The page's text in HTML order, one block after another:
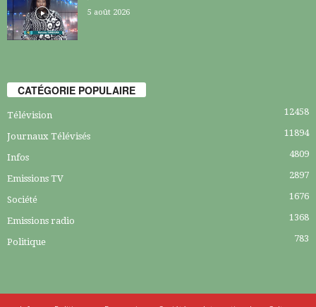
5 août 2026
CATÉGORIE POPULAIRE
Télévision 12458
Journaux Télévisés 11894
Infos 4809
Emissions TV 2897
Société 1676
Emissions radio 1368
Politique 783